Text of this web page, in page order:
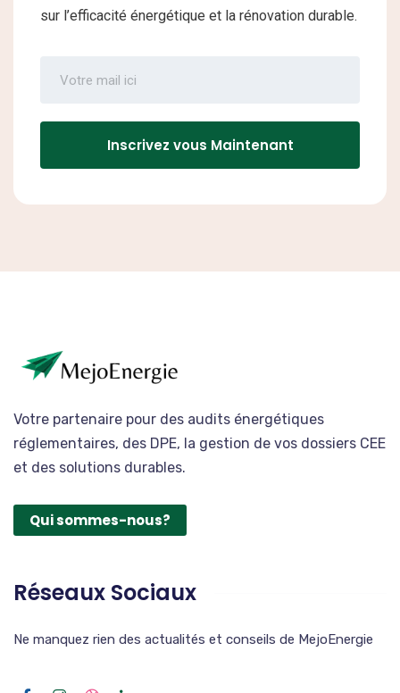
sur l’efficacité énergétique et la rénovation durable.
Votre partenaire pour des audits énergétiques
réglementaires, des DPE, la gestion de vos dossiers CEE
et des solutions durables.
Qui sommes-nous?
Réseaux Sociaux
Ne manquez rien des actualités et conseils de MejoEnergie